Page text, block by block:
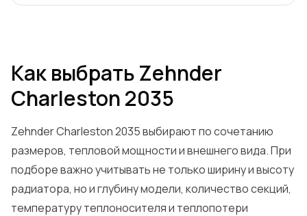
Как выбрать Zehnder
Charleston 2035
Zehnder Charleston 2035 выбирают по сочетанию
размеров, тепловой мощности и внешнего вида. При
подборе важно учитывать не только ширину и высоту
радиатора, но и глубину модели, количество секций,
температуру теплоносителя и теплопотери